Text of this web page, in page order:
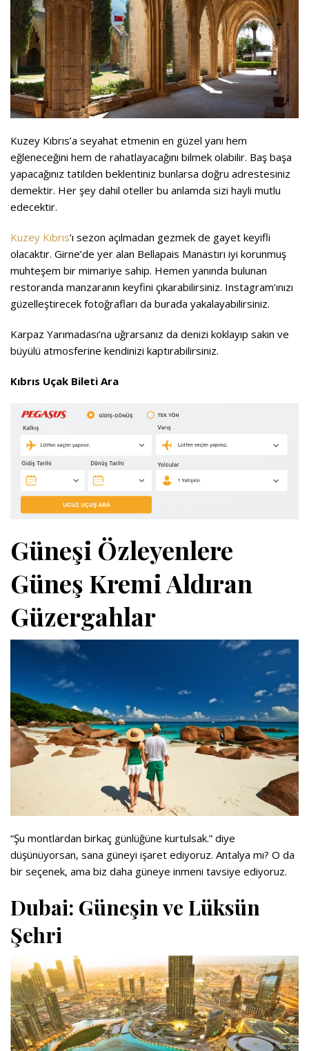
Kuzey Kıbrıs’a seyahat etmenin en güzel yanı hem
eğleneceğini hem de rahatlayacağını bilmek olabilir. Baş başa
yapacağınız tatilden beklentiniz bunlarsa doğru adrestesiniz
demektir. Her şey dahil oteller bu anlamda sizi hayli mutlu
edecektir.
Kuzey Kıbrıs’ı sezon açılmadan gezmek de gayet keyifli
olacaktır. Girne’de yer alan Bellapais Manastırı iyi korunmuş
muhteşem bir mimariye sahip. Hemen yanında bulunan
restoranda manzaranın keyfini çıkarabilirsiniz. Instagram’ınızı
güzelleştirecek fotoğrafları da burada yakalayabilirsiniz.
Karpaz Yarımadası’na uğrarsanız da denizi koklayıp sakin ve
büyülü atmosferine kendinizi kaptırabilirsiniz.
Kıbrıs Uçak Bileti Ara
Güneşi Özleyenlere
Güneş Kremi Aldıran
Güzergahlar
“Şu montlardan birkaç günlüğüne kurtulsak.” diye
düşünüyorsan, sana güneyi işaret ediyoruz. Antalya mı? O da
bir seçenek, ama biz daha güneye inmeni tavsiye ediyoruz.
Dubai: Güneşin ve Lüksün
Şehri